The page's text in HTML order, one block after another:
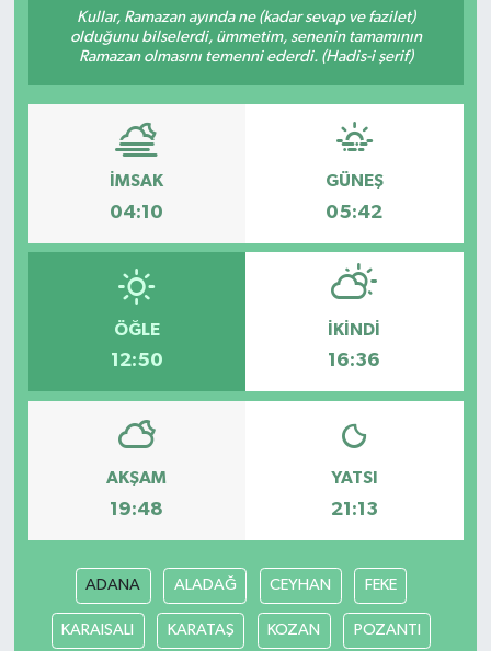
Kullar, Ramazan ayında ne (kadar sevap ve fazilet)
olduğunu bilselerdi, ümmetim, senenin tamamının
Ramazan olmasını temenni ederdi. (Hadis-i şerif)
İMSAK
04:10
GÜNEŞ
05:42
ÖĞLE
12:50
İKINDI
16:36
AKŞAM
19:48
YATSI
21:13
ADANA ALADAĞ CEYHAN FEKE
KARAISALI KARATAŞ KOZAN POZANTI
Resmi İlanlar